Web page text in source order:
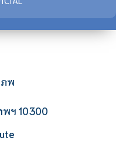
พ
ฯ 10300